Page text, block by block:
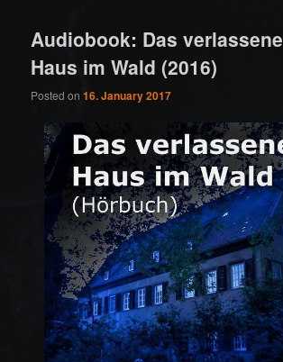
Audiobook: Das verlassene
Haus im Wald (2016)
Posted on16. January 2017